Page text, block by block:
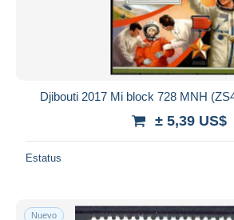
Djibouti 2017 Mi block 728 MNH
± 5,39 US$
Estatus
Nuevo